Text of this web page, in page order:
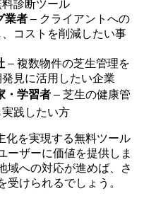
診断ツール
業者 – クライアントへの
コストを削減したい事
– 複数物件の芝生管理を
見に活用したい企業
・学習者 – 芝生の健康管
践したい方
化を実現する無料ツール
ーザーに価値を提供しま
域への対応が進めば、さ
受けられるでしょう。